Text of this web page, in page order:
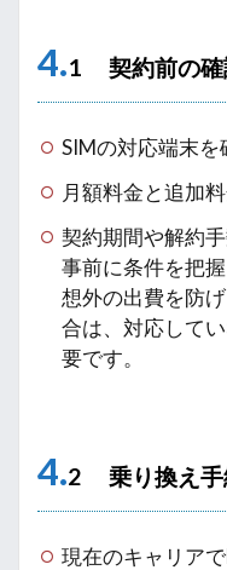
4.1 契約前の確
SIMの対応端末を
月額料金と追加
契約期間や解約
事前に条件を把
想外の出費を防
合は、対応して
要です。
4.2 乗り換え手
現在のキャリア